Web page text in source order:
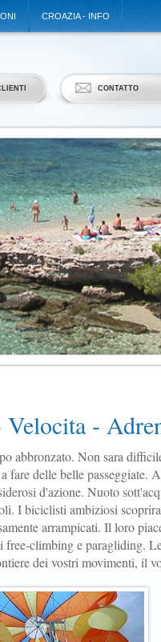
CROAZIA - INFO
CONTATTO
-
abbronzato. Non sara
fare delle belle passeggiate.
d'azione. Nuoto
I biciclisti ambiziosi
arrampicati. Il loro
climbing e paragliding.
dei vostri movimenti, il